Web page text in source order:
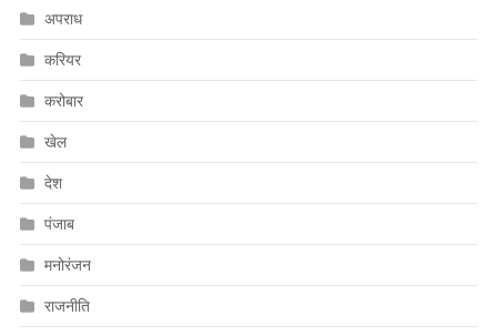
अपराध
करियर
करोबार
खेल
देश
पंजाब
मनोरंजन
राजनीति